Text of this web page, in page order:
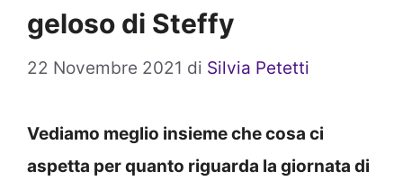
geloso di Steffy
22 Novembre 2021 di Silvia Petetti
Vediamo meglio insieme che cosa ci
aspetta per quanto riguarda la giornata di